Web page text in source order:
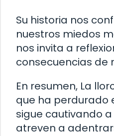
Su historia nos
nuestros miedos
nos invita a
consecuencias de
En resumen, La
que ha perdurado
sigue cautivando
atreven a